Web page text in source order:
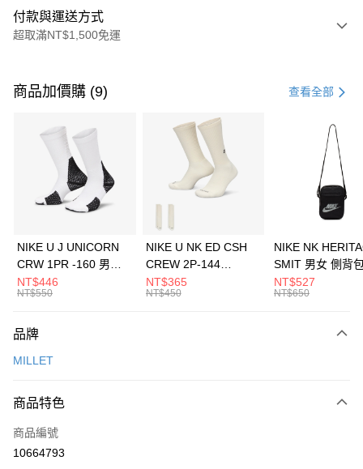
付款與運送方式
超取滿NT$1,500免運
信用卡一次付款
3 期 0 利率 每期 21家銀行
合作金庫商業銀行
第一商業銀行
華南商業銀行
彰化商業銀行
上海商業儲蓄銀行
元大商業銀行
台灣樂天信用卡公司
Apple Pay
全盈+PAY
AFTEE先享後付
【關於「AFTEE先享後付」】
便利好安心！
３．安心：先確認商品／服務後，再付款。
【「AFTEE先享後付」結帳流程】
１．於結帳方式選擇「AFTEE先享後付」後，將跳轉至「AFTEE先享後付」
運送方式
每筆NT$100，滿NT$1,500(含以上)免運費
宅配
每筆NT$100，滿NT$1,500(含以上)免運費
商品加價購 (9) 查看全部
NIKE U J UNICORN
CRW 1PR -160 男女
中統襪 FZ3393100
NT$446
NT$550
NIKE U NK ED CSH
CREW 2P-144
EMBRDY 男女 短統襪
FZ3073133
NT$365
NT$450
NIKE NK
SMIT 男女 側背
BA5871010
NT$527
NT$650
品牌
MILLET
商品特色
商品編號
10664793